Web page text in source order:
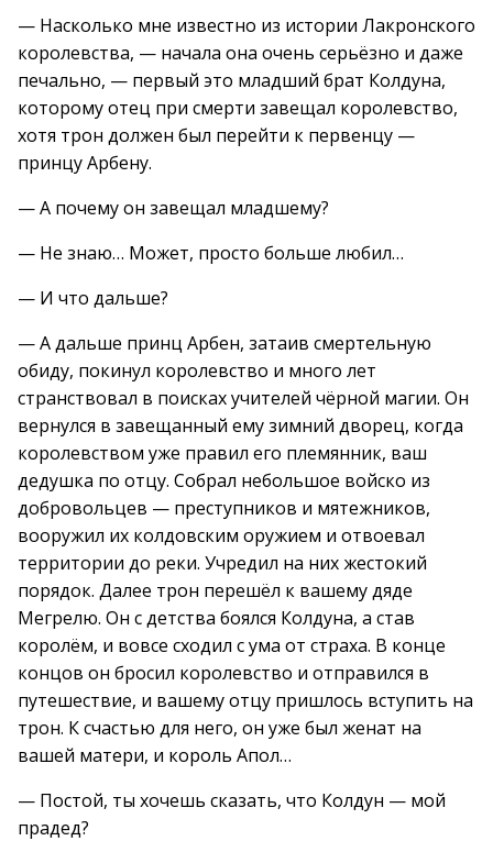
— Насколько мне известно из истории Лакронского
королевства, — начала она очень серьёзно и даже
печально, — первый это младший брат Колдуна,
которому отец при смерти завещал королевство,
хотя трон должен был перейти к первенцу —
принцу Арбену.
— А почему он завещал младшему?
— Не знаю… Может, просто больше любил…
— И что дальше?
— А дальше принц Арбен, затаив смертельную
обиду, покинул королевство и много лет
странствовал в поисках учителей чёрной магии. Он
вернулся в завещанный ему зимний дворец, когда
королевством уже правил его племянник, ваш
дедушка по отцу. Собрал небольшое войско из
добровольцев — преступников и мятежников,
вооружил их колдовским оружием и отвоевал
территории до реки. Учредил на них жестокий
порядок. Далее трон перешёл к вашему дяде
Мегрелю. Он с детства боялся Колдуна, а став
королём, и вовсе сходил с ума от страха. В конце
концов он бросил королевство и отправился в
путешествие, и вашему отцу пришлось вступить на
трон. К счастью для него, он уже был женат на
вашей матери, и король Апол…
— Постой, ты хочешь сказать, что Колдун — мой
прадед?